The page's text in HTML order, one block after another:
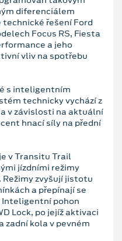
diferenciálem
řešení Ford
Focus RS, Fiesta
a jeho
vliv na spotřebu
s inteligentním
technicky vychází z
v závislosti na aktuální
hnací síly na přední
v Transitu Trail
jízdními režimy
zvyšují jistotu
a přepínají se
Inteligentní pohon
Lock, po jejíž aktivaci
zadní kola v pevném